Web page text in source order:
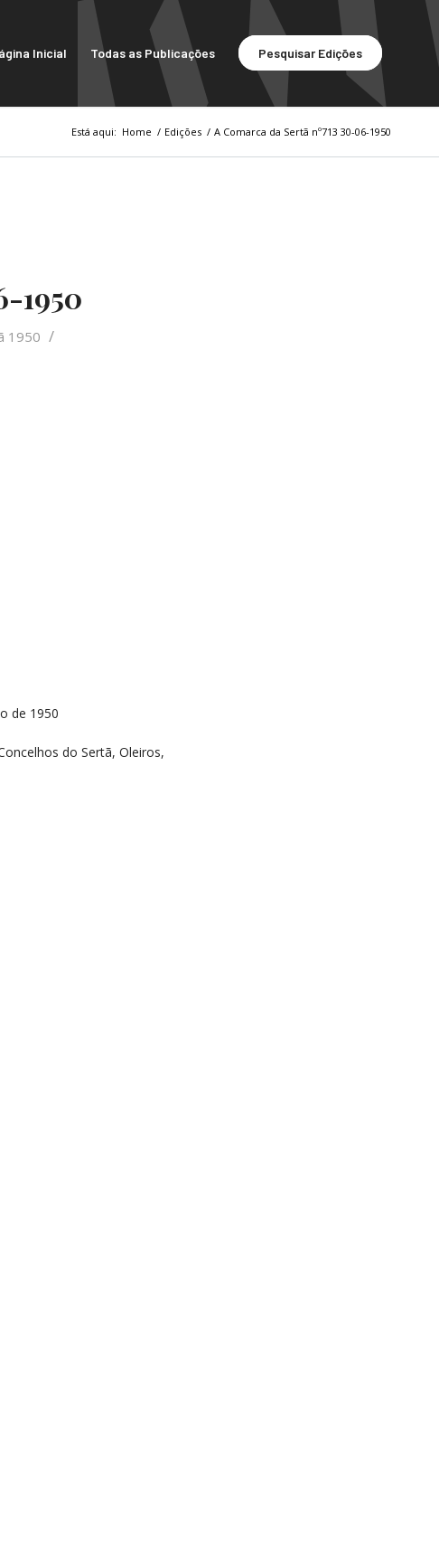
Inicial Todas as Publicações Pesquisar Edições
Está aqui: Home / Edições / A Comarca da Sertã nº713 30-06-1950
1950
1950 /
de 1950
do Sertã, Oleiros,